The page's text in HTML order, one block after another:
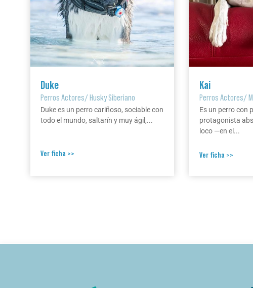
Duke
Perros Actores/Husky Siberiano
Duke es un perro cariñoso, sociable con
todo el mundo, saltarín y muy ágil,...
Ver ficha >>
Kai
Perros Actores/
Es un perro con
protagonista
loco —en el...
Ver ficha >>